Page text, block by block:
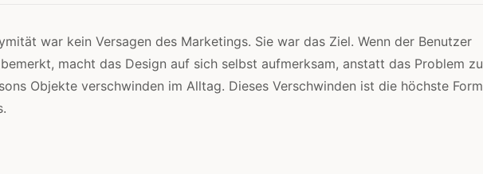
war kein Versagen des Marketings. Sie war das Ziel. Wenn der Benutzer
macht das Design auf sich selbst aufmerksam, anstatt das Problem zu
Objekte verschwinden im Alltag. Dieses Verschwinden ist die höchste Form